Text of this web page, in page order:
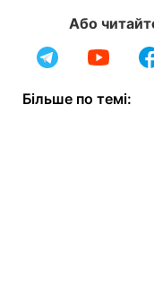
Або
Більше по темі: